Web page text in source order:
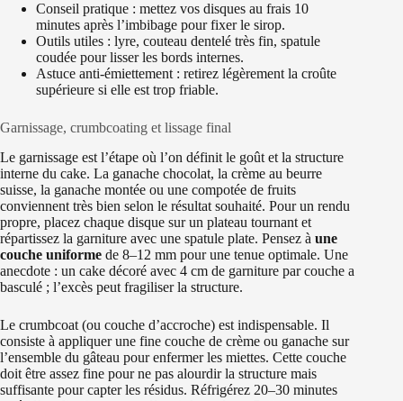
Conseil pratique : mettez vos disques au frais 10
minutes après l’imbibage pour fixer le sirop.
Outils utiles : lyre, couteau dentelé très fin, spatule
coudée pour lisser les bords internes.
Astuce anti-émiettement : retirez légèrement la croûte
supérieure si elle est trop friable.
Garnissage, crumbcoating et lissage final
Le garnissage est l’étape où l’on définit le goût et la structure
interne du cake. La ganache chocolat, la crème au beurre
suisse, la ganache montée ou une compotée de fruits
conviennent très bien selon le résultat souhaité. Pour un rendu
propre, placez chaque disque sur un plateau tournant et
répartissez la garniture avec une spatule plate. Pensez à une
couche uniforme de 8–12 mm pour une tenue optimale. Une
anecdote : un cake décoré avec 4 cm de garniture par couche a
basculé ; l’excès peut fragiliser la structure.
Le crumbcoat (ou couche d’accroche) est indispensable. Il
consiste à appliquer une fine couche de crème ou ganache sur
l’ensemble du gâteau pour enfermer les miettes. Cette couche
doit être assez fine pour ne pas alourdir la structure mais
suffisante pour capter les résidus. Réfrigérez 20–30 minutes